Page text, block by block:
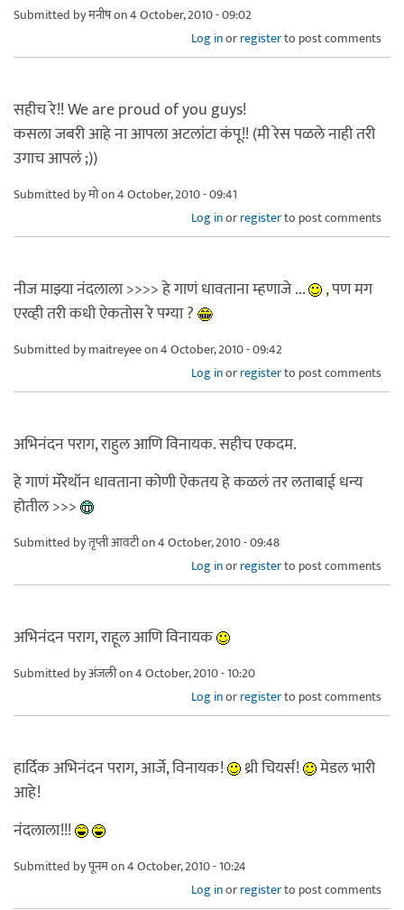
Submitted byमनीषon 4 October, 2010 - 09:02
Log inorregisterto post comments
सहीच रे!! We are proud of you guys!
कसला जबरी आहे ना आपला अटलांटा कंपू!! (मी रेस पळले नाही तरी
उगाच आपलं ;))
Submitted byमोon 4 October, 2010 - 09:41
Log inorregisterto post comments
नीज माझ्या नंदलाला >>>> हे गाणं धावताना म्हणाजे ...
, पण मग
एरव्ही तरी कधी ऐकतोस रे पग्या ?
Submitted bymaitreyeeon 4 October, 2010 - 09:42
Log inorregisterto post comments
अभिनंदन पराग, राहुल आणि विनायक. सहीच एकदम.
हे गाणं मॅरेथॉन धावताना कोणी ऐकतय हे कळलं तर लताबाई धन्य
होतील >>>
Submitted byतृप्ती आवटीon 4 October, 2010 - 09:48
Log inorregisterto post comments
अभिनंदन पराग, राहूल आणि विनायक
Submitted byअंजलीon 4 October, 2010 - 10:20
Log inorregisterto post comments
हार्दिक अभिनंदन पराग, आर्जे, विनायक! थ्री चियर्स!
मेडल भारी
आहे!
नंदलाला!!!
Submitted byपूनमon 4 October, 2010 - 10:24
Log inorregisterto post comments